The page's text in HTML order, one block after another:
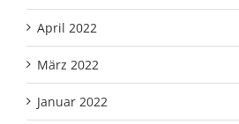
April 2022
März 2022
Januar 2022